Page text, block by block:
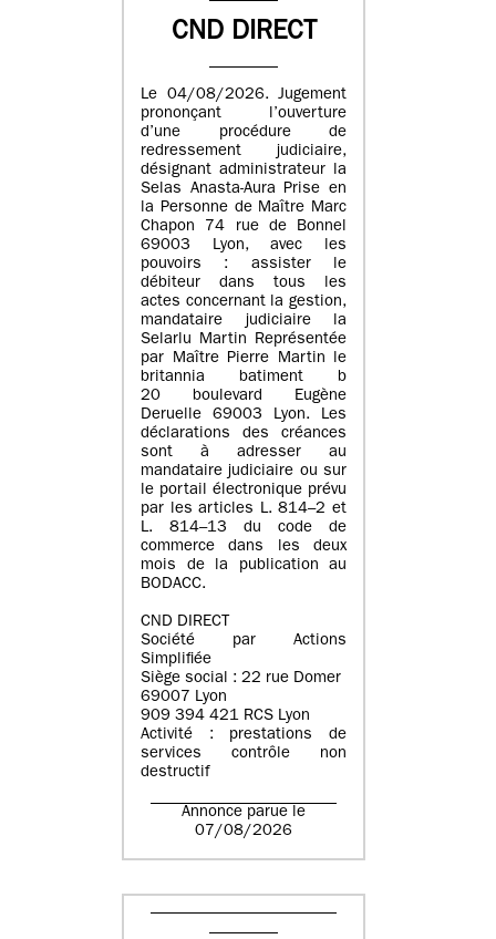
CND DIRECT
Le 04/08/2026. Jugement
prononçant l’ouverture
d’une procédure de
redressement judiciaire,
désignant administrateur la
Selas Anasta-Aura Prise en
la Personne de Maître Marc
Chapon 74 rue de Bonnel
69003 Lyon, avec les
pouvoirs : assister le
débiteur dans tous les
actes concernant la gestion,
mandataire judiciaire la
Selarlu Martin Représentée
par Maître Pierre Martin le
britannia batiment b
20 boulevard Eugène
Deruelle 69003 Lyon. Les
déclarations des créances
sont à adresser au
mandataire judiciaire ou sur
le portail électronique prévu
par les articles L. 814–2 et
L. 814–13 du code de
commerce dans les deux
mois de la publication au
BODACC.
CND DIRECT
Société par Actions
Simplifiée
Siège social : 22 rue Domer
69007 Lyon
909 394 421 RCS Lyon
Activité : prestations de
services contrôle non
destructif
Annonce parue le
07/08/2026